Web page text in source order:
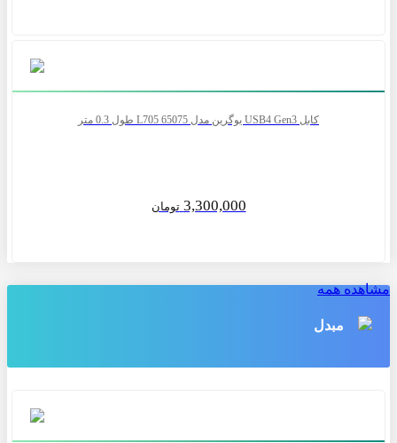
کابل USB4 Gen3 یوگرین مدل 65075 L705 طول 0.3 متر
3,300,000 تومان
مشاهده همه
مبدل